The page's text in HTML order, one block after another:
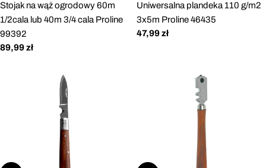
Stojak na wąż ogrodowy 60m
1/2cala lub 40m 3/4 cala Proline
99392
Cena
89,99 zł
Uniwersalna plandeka 110 g/m2
3x5m Proline 46435
Cena
47,99 zł